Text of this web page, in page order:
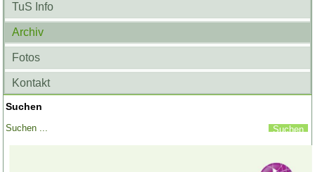
TuS Info
Archiv
Fotos
Kontakt
Suchen